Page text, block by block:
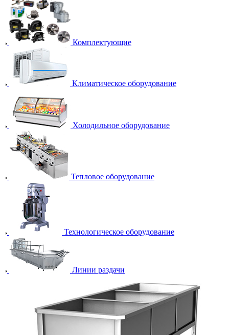
Комплектующие
Климатическое оборудование
Холодильное оборудование
Тепловое оборудование
Технологическое оборудование
Линии раздачи